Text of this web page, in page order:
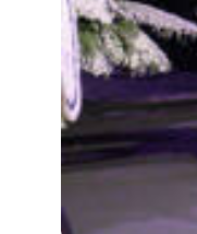
ROLEX GRAND SLAM
MULTIMÉDIA
FILM DU 60E
REPLAY DES ÉPREUVES
PHOTOS